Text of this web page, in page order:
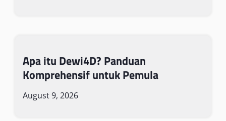
Apa itu Dewi4D? Panduan
Komprehensif untuk Pemula
August 9, 2026